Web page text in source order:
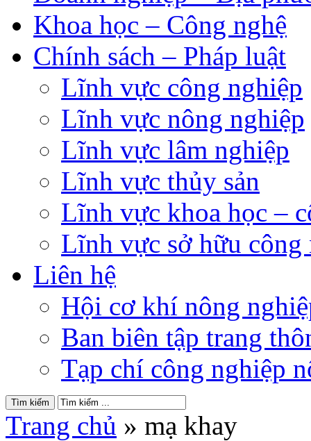
Khoa học – Công nghệ
Chính sách – Pháp luật
Lĩnh vực công nghiệp
Lĩnh vực nông nghiệp
Lĩnh vực lâm nghiệp
Lĩnh vực thủy sản
Lĩnh vực khoa học –
Lĩnh vực sở hữu công
Liên hệ
Hội cơ khí nông
Ban biên tập trang
Tạp chí công nghiệp
Trang chủ » mạ khay